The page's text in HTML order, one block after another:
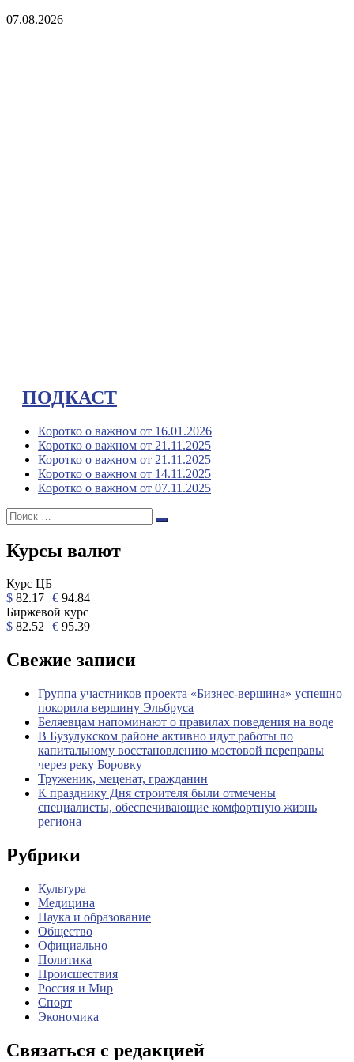
07.08.2026
ПОДКАСТ
Коротко о важном от 16.01.2026
Коротко о важном от 21.11.2025
Коротко о важном от 21.11.2025
Коротко о важном от 14.11.2025
Коротко о важном от 07.11.2025
Поиск:
Поиск
Курсы валют
Курс ЦБ
$ 82.17 € 94.84
Биржевой курс
$ 82.52 € 95.39
Свежие записи
Группа участников проекта «Бизнес‑вершина» успешно
покорила вершину Эльбруса
Беляевцам напоминают о правилах поведения на воде
В Бузулукском районе активно идут работы по
капитальному восстановлению мостовой переправы
через реку Боровку
Труженик, меценат, гражданин
К празднику Дня строителя были отмечены
специалисты, обеспечивающие комфортную жизнь
региона
Рубрики
Культура
Медицина
Наука и образование
Общество
Официально
Политика
Происшествия
Россия и Мир
Спорт
Экономика
Связаться с редакцией